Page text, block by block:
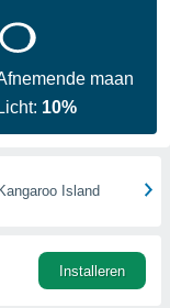
maan
Licht: 10%
Island
Installeren